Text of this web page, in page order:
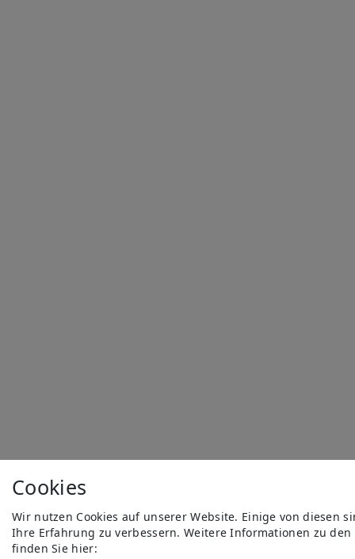
Cookies
Wir nutzen Cookies auf unserer Website. Einige von diesen
Ihre Erfahrung zu verbessern. Weitere Informationen zu
finden Sie hier: